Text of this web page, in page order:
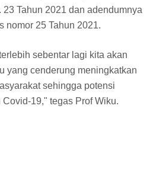
Tahun 2021 dan adendumnya
nomor 25 Tahun 2021.
sebentar lagi kita akan
yang cenderung meningkatkan
sehingga potensi
19," tegas Prof Wiku.